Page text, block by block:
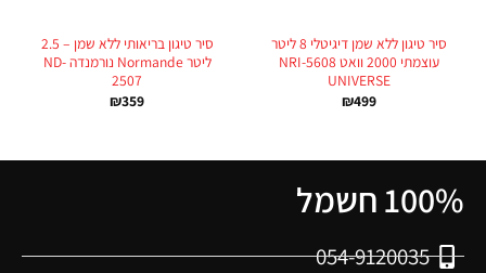
סיר טיגון ללא שמן דיגיטלי 8 ליטר
עוצמתי 2000 וואט NRI-5608
UNIVERSE
₪499
סיר טיגון בריאותי ללא שמן – 2.5
ליטר Normande נורמנדה ND-
2507
₪359
100% חשמל
054-9120035